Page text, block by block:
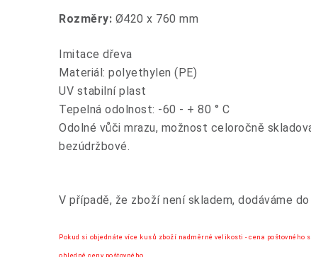
Rozměry: Ø420 x 760 mm
Imitace dřeva
Materiál: polyethylen (PE)
UV stabilní plast
Tepelná odolnost: -60 - + 80 ° C
Odolné vůči mrazu, možnost celoročně
bezúdržbové.
V případě, že zboží není skladem, dodáváme do
Pokud si objednáte více kusů zboží nadměrné velikosti - cena poštovného
ohledně ceny poštovného.